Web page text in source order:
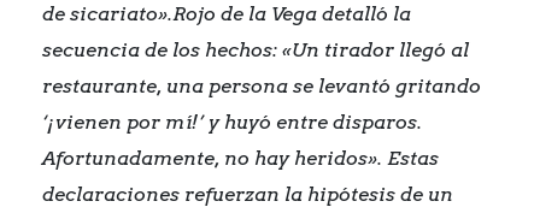
de sicariato».Rojo de la Vega detalló la
secuencia de los hechos: «Un tirador llegó al
restaurante, una persona se levantó gritando
‘¡vienen por mí!’ y huyó entre disparos.
Afortunadamente, no hay heridos». Estas
declaraciones refuerzan la hipótesis de un